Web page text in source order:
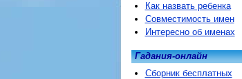
Как назвать ребенка
Совместимость имен
Интересно об именах
Гадания-онлайн
Сборник бесплатных